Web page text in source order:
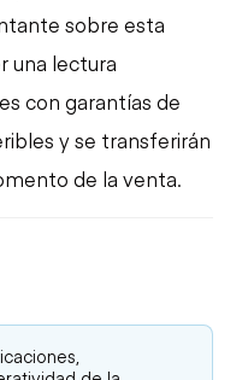
sobre esta
una lectura
con garantías de
y se transferirán
de la venta.